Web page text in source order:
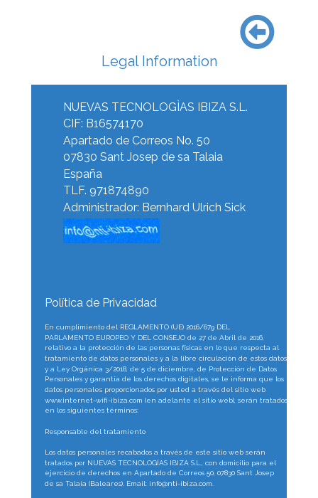
Legal Information
Política de Privacidad
En cumplimiento del REGLAMENTO (UE) 2016/679 DEL
PARLAMENTO EUROPEO Y DEL CONSEJO de 27 de Abril de 2016,
relativo a la protección de las personas físicas en lo que respecta al
tratamiento de datos personales y a la libre circulación de estos datos
y a Ley Orgánica 3/2018, de 5 de diciembre, de Protección de Datos
Personales y garantía de los derechos digitales, se le informa que los
datos personales proporcionados por usted a través del sitio web
www.internet-wifi-ibiza.com (en adelante el sitio web), serán tratados
en los siguientes términos:
Responsable del tratamiento
Los datos personales recabados a través de este sitio web serán
tratados por NUEVAS TECNOLOGÍAS IBIZA S.L., con domicilio para el
ejercicio de derechos en Apartado de Correos 50, 07830 Sant Josep
de sa Talaia (Baleares). Email: info@nti-ibiza.com.
NUEVAS TECNOLOGÌAS IBIZA S.L.
CIF: B16574170
Apartado de Correos No. 50
07830 Sant Josep de sa Talaia
España
TLF. 971874890
Administrador: Bernhard Ulrich Sick